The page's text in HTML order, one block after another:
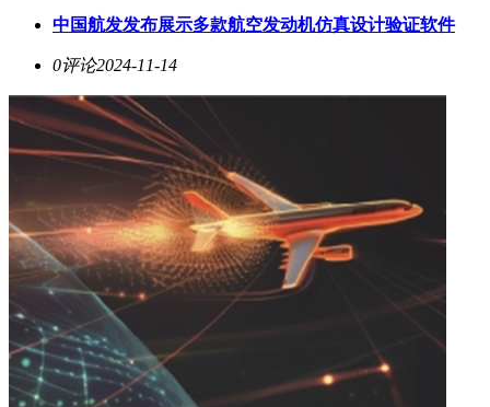
中国航发发布展示多款航空发动机仿真设计验证软件
0评论2024-11-14